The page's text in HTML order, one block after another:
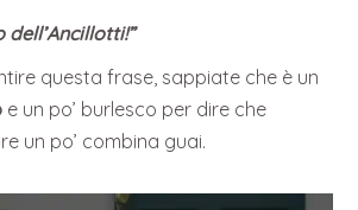
dell’Ancillotti!”
questa frase, sappiate che è un
e un po’ burlesco per dire che
un po’ combina guai.